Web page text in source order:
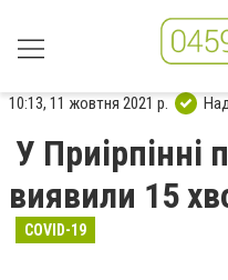
10:13, 11 жовтня 2021 р.
У Приірпінні
виявили 15
COVID-19